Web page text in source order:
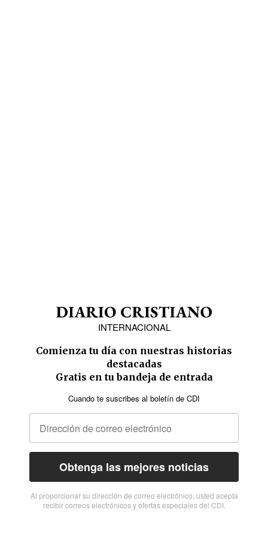
INTERNACIONAL
Comienza tu día con nuestras historias
destacadas
Gratis en tu bandeja de entrada
Cuando te suscribes al boletín de CDI
Obtenga las mejores noticias
Al proporcionar su dirección de correo electrónico, usted acepta
recibir correos electrónicos y ofertas especiales del CDI.